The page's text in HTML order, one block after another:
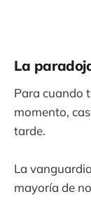
La
Para cuando
momento,
tarde.
La
mayoría de